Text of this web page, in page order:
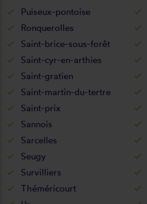
Puiseux-pontoise
Ronquerolles
Saint-brice-sous-forêt
Saint-cyr-en-arthies
Saint-gratien
Saint-martin-du-tertre
Saint-prix
Sannois
Sarcelles
Seugy
Survilliers
Théméricourt